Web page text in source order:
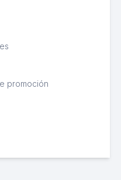
promoción